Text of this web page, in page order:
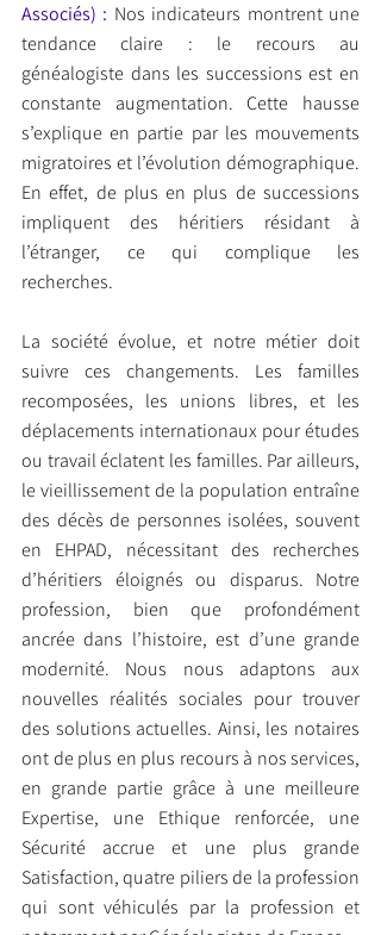
Associés) : Nos indicateurs montrent une
tendance claire : le recours au
généalogiste dans les successions est en
constante augmentation. Cette hausse
s’explique en partie par les mouvements
migratoires et l’évolution démographique.
En effet, de plus en plus de successions
impliquent des héritiers résidant à
l’étranger, ce qui complique les
recherches.
La société évolue, et notre métier doit
suivre ces changements. Les familles
recomposées, les unions libres, et les
déplacements internationaux pour études
ou travail éclatent les familles. Par ailleurs,
le vieillissement de la population entraîne
des décès de personnes isolées, souvent
en EHPAD, nécessitant des recherches
d’héritiers éloignés ou disparus. Notre
profession, bien que profondément
ancrée dans l’histoire, est d’une grande
modernité. Nous nous adaptons aux
nouvelles réalités sociales pour trouver
des solutions actuelles. Ainsi, les notaires
ont de plus en plus recours à nos services,
en grande partie grâce à une meilleure
Expertise, une Ethique renforcée, une
Sécurité accrue et une plus grande
Satisfaction, quatre piliers de la profession
qui sont véhiculés par la profession et